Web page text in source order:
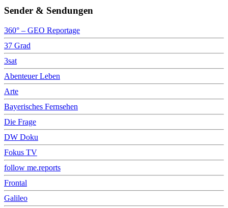
Sender & Sendungen
360° – GEO Reportage
37 Grad
3sat
Abenteuer Leben
Arte
Bayerisches Fernsehen
Die Frage
DW Doku
Fokus TV
follow me.reports
Frontal
Galileo